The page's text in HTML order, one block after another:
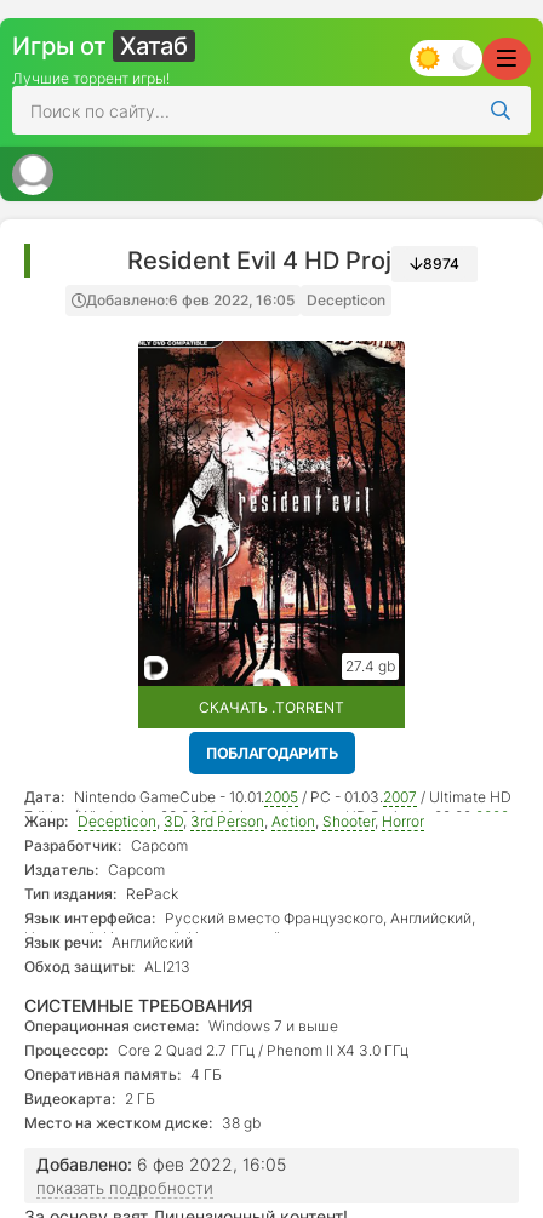
Игры от Хатаб
Лучшие торрент игры!
Resident Evil 4 HD Project
Добавлено:6 фев 2022, 16:05 Decepticon
8974
27.4 gb
СКАЧАТЬ .TORRENT
ПОБЛАГОДАРИТЬ
Дата: Nintendo GameCube - 10.01.2005 / PC - 01.03.2007 / Ultimate HD
Edition (Windows) – 28.02.2014/ модификация HD Project – 02.02. 2022
Жанр: Decepticon, 3D, 3rd Person, Action, Shooter, Horror
Разработчик: Capcom
Издатель: Capcom
Тип издания: RePack
Язык интерфейса: Русский вместо Французского, Английский,
Немецкий, Испанский, Итальянский
Язык речи: Английский
Обход защиты: ALI213
СИСТЕМНЫЕ ТРЕБОВАНИЯ
Операционная система: Windows 7 и выше
Процессор: Core 2 Quad 2.7 ГГц / Phenom II X4 3.0 ГГц
Оперативная память: 4 ГБ
Видеокарта: 2 ГБ
Место на жестком диске: 38 gb
Добавлено: 6 фев 2022, 16:05
показать подробности